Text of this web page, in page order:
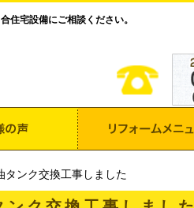
住宅設備にご相談ください。
タンク交換工事しました